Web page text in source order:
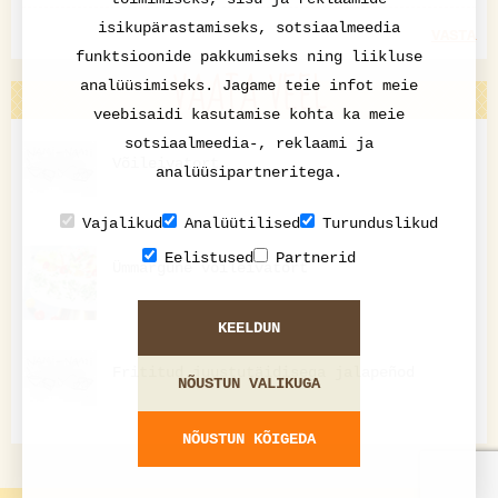
VAATA VEEL
Võileivatort
Ümmargune võileivatort
Frititud juustutäidisega jalapeñod
isikupärastamiseks, sotsiaalmeedia
funktsioonide pakkumiseks ning liikluse
analüüsimiseks. Jagame teie infot meie
veebisaidi kasutamise kohta ka meie
sotsiaalmeedia-, reklaami ja
analüüsipartneritega.
Vajalikud Analüütilised
Turunduslikud
Eelistused
Partnerid
KEELDUN
NÕUSTUN VALIKUGA
NÕUSTUN KÕIGEDA